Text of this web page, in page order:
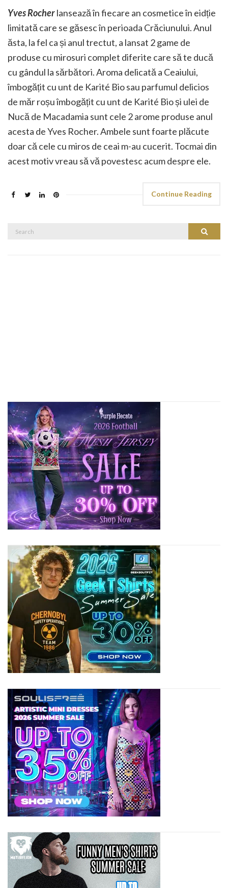
Yves Rocherlansează în fiecare an cosmetice în eidție
limitată care se găsesc în perioada Crăciunului. Anul
ăsta, la fel ca și anul trectut, a lansat 2 game de
produse cu mirosuri complet diferite care să te ducă
cu gândul la sărbători. Aroma delicată a Ceaiului,
îmbogățit cu unt de Karité Bio sau parfumul delicios
de măr roșu îmbogățit cu unt de Karité Bio și ulei de
Nucă de Macadamia sunt cele 2 arome produse anul
acesta de Yves Rocher. Ambele sunt foarte plăcute
doar că cele cu miros de ceai m-au cucerit. Tocmai din
acest motiv vreau să vă povestesc acum despre ele.
Continue Reading
Search